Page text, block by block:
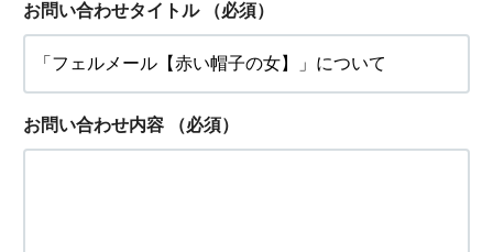
お問い合わせタイトル （必須）
お問い合わせ内容 （必須）